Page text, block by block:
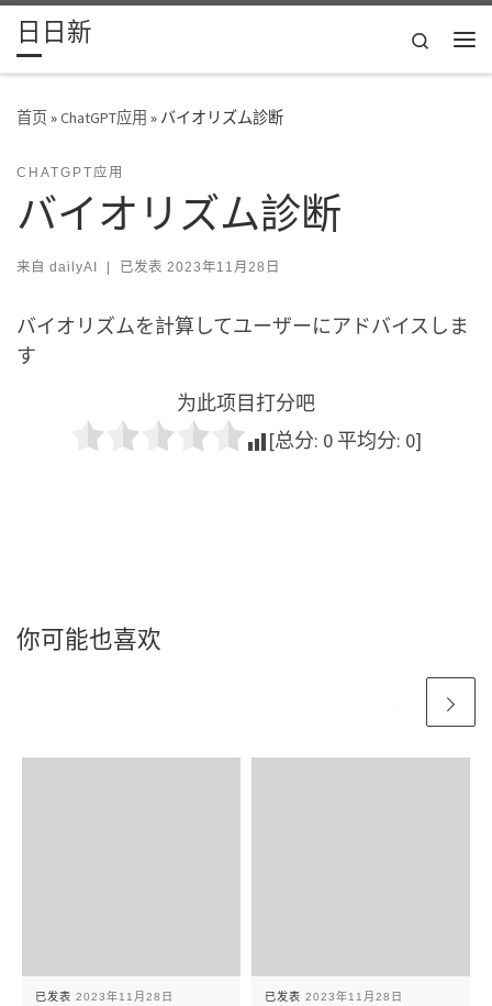
Skip to content
日日新
Search
首页»ChatGPT应用 » バイオリズム診断
CHATGPT应用
バイオリズム診断
来自 dailyAI | 已发表 2023年11月28日
バイオリズムを計算してユーザーにアドバイスしま
す
为此项目打分吧
[总分: 0 平均分: 0]
你可能也喜欢
已发表 2023年11月28日 已发表 2023年11月28日